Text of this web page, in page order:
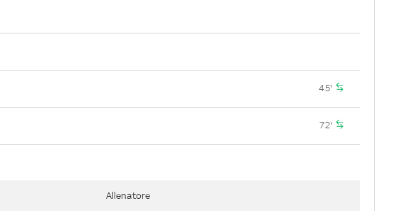
45'
72'
Allenatore